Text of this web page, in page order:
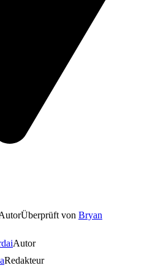
Überprüft von Bryan
Autor
Redakteur